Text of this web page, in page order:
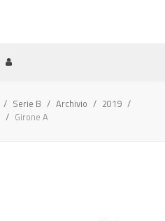
Serie B Archivio
2019
Girone A